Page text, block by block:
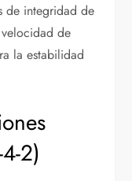
de integridad de
de
la estabilidad
2)